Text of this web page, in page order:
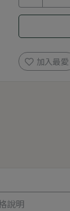
加入最愛
說明